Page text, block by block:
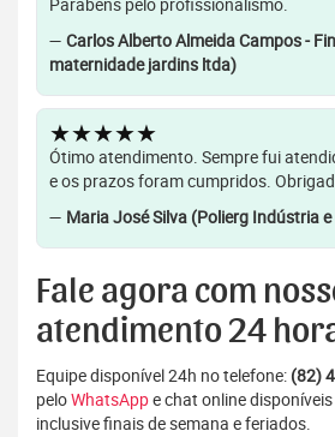
— Carlos Alberto Almeida Campos -
maternidade jardins ltda)
★★★★★
Ótimo atendimento. Sempre fui
e os prazos foram cumpridos.
— Maria José Silva (Polierg Indústria e
Fale agora com
atendimento 24
Equipe disponível 24h no telefone: (82)
peloWhatsAppe chat online
inclusive finais de semana e feriados.